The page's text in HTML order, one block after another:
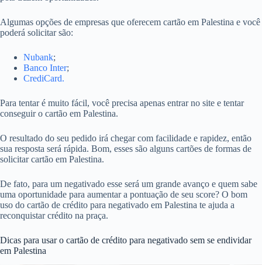
Algumas opções de empresas que oferecem cartão em Palestina e você
poderá solicitar são:
Nubank;
Banco Inter;
CrediCard.
Para tentar é muito fácil, você precisa apenas entrar no site e tentar
conseguir o cartão em Palestina.
O resultado do seu pedido irá chegar com facilidade e rapidez, então
sua resposta será rápida. Bom, esses são alguns cartões de formas de
solicitar cartão em Palestina.
De fato, para um negativado esse será um grande avanço e quem sabe
uma oportunidade para aumentar a pontuação de seu score? O bom
uso do cartão de crédito para negativado em Palestina te ajuda a
reconquistar crédito na praça.
Dicas para usar o cartão de crédito para negativado sem se endividar
em Palestina